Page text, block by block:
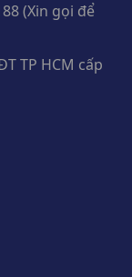
(Xin gọi để
TP HCM cấp